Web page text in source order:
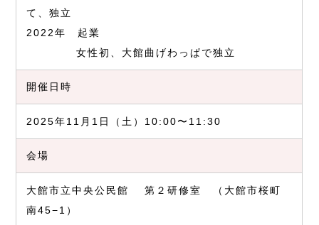
て、独立
2022年 起業
女性初、大館曲げわっぱで独立
開催日時
2025年11月1日（土）10:00〜11:30
会場
大館市立中央公民館 第２研修室 （大館市桜町
南45−1）